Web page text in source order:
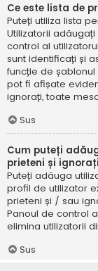
Ce este lista de
Puteți utiliza lista
Utilizatorii
control al
sunt identificați și
funcție de
pot fi afișate
ignorați, toate
Sus
Cum puteți
prieteni și
Puteți adăuga
profil de utilizator
prieteni și / sau
Panoul de control
elimina utilizatorii
Sus